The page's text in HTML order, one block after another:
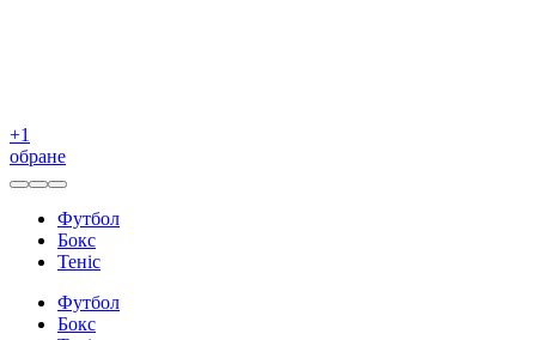
+1
обране
Футбол
Бокс
Теніс
Футбол
Бокс